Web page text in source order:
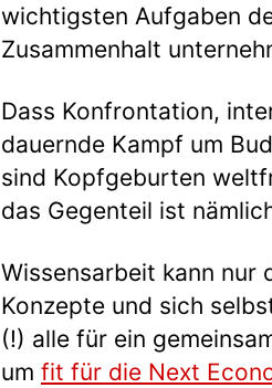
wichtigsten Aufgaben
Zusammenhalt
Dass Konfrontation,
dauernde Kampf um
sind Kopfgeburten
das Gegenteil ist
Wissensarbeit kann nur
Konzepte und sich
(!) alle für ein
um fit für die Next